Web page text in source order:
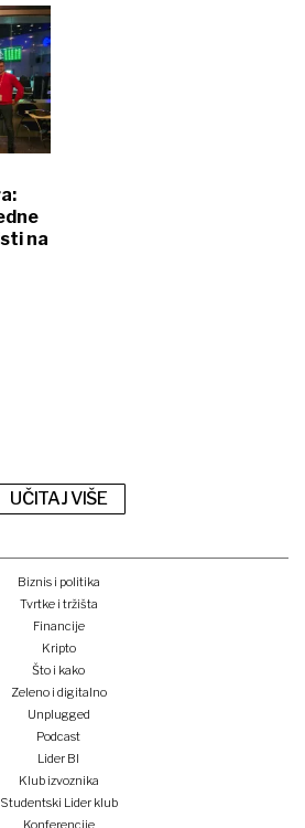
na
UČITAJ VIŠE
Biznis i politika
Tvrtke i tržišta
Financije
Kripto
Što i kako
Zeleno i digitalno
Unplugged
Podcast
Lider BI
Klub izvoznika
Studentski Lider klub